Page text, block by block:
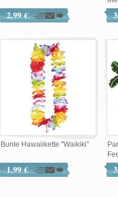
2,99 €
Bunte Hawaiikette "Waikiki"
1,99 €